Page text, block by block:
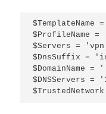
$TemplateName
$ProfileName =
$Servers =
$DnsSuffix =
$DomainName
$DNSServers =